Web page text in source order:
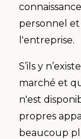
personnel et
l'entreprise.
S’ils y
marché et
n'est
propres
beaucoup